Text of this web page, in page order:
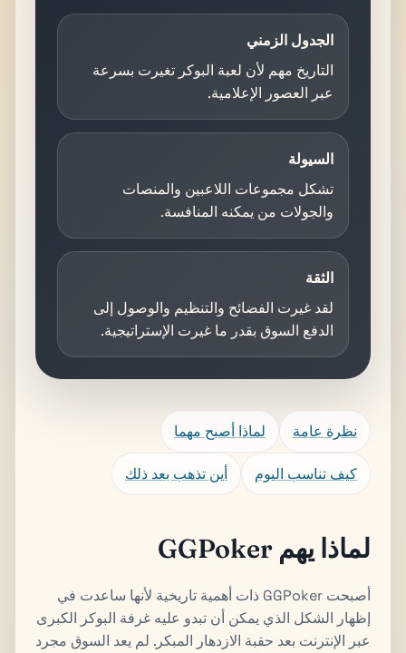
الجدول الزمني
التاريخ مهم لأن لعبة البوكر تغيرت بسرعة
عبر العصور الإعلامية.
السيولة
تشكل مجموعات اللاعبين والمنصات
والجولات من يمكنه المنافسة.
الثقة
لقد غيرت الفضائح والتنظيم والوصول إلى
الدفع السوق بقدر ما غيرت الإستراتيجية.
نظرة عامة لماذا أصبح مهما
كيف تناسب اليوم أين تذهب بعد ذلك
لماذا يهم GGPoker
أصبحت GGPoker ذات أهمية تاريخية لأنها ساعدت في
إظهار الشكل الذي يمكن أن تبدو عليه غرفة البوكر الكبرى
عبر الإنترنت بعد حقبة الازدهار المبكر. لم يعد السوق مجرد